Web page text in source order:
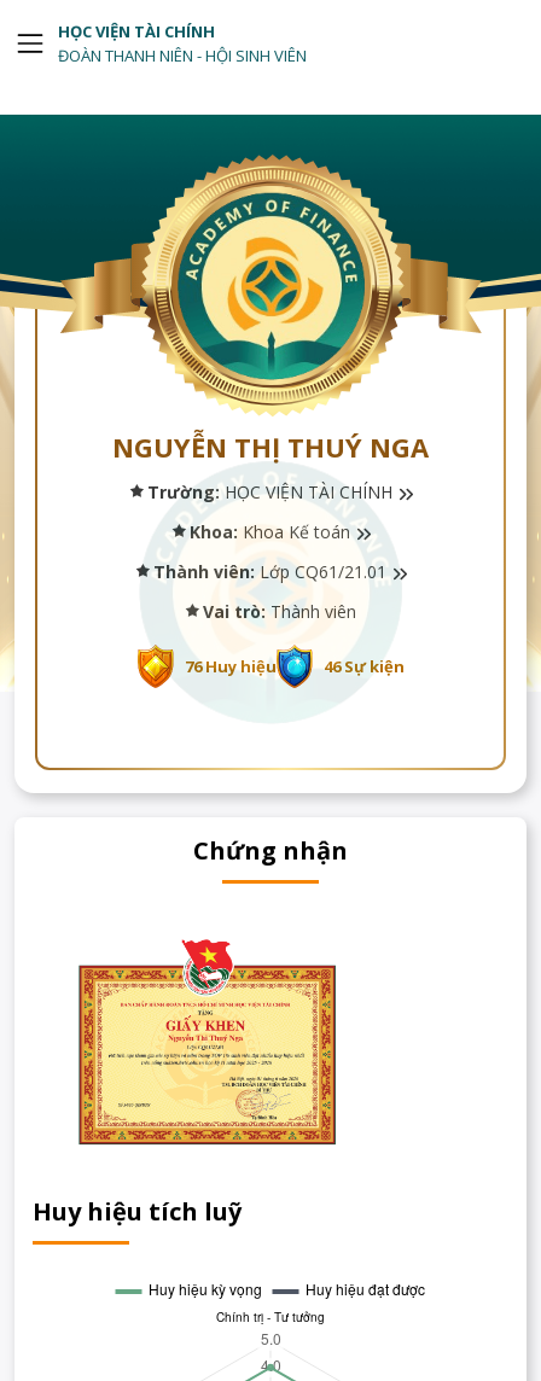
HỌC VIỆN TÀI CHÍNH
ĐOÀN THANH NIÊN - HỘI SINH VIÊN
NGUYỄN THỊ THUÝ NGA
Trường: HỌC VIỆN TÀI CHÍNH
Khoa: Khoa Kế toán
Thành viên: Lớp CQ61/21.01
Vai trò:Thành viên
76 Huy hiệu 46 Sự kiện
Chứng nhận
Huy hiệu tích luỹ